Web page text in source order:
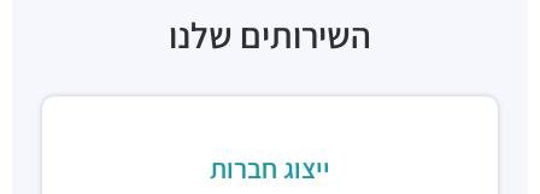
השירותים שלנו
ייצוג חברות